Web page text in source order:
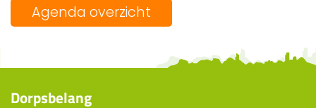
Agenda overzicht
Dorpsbelang